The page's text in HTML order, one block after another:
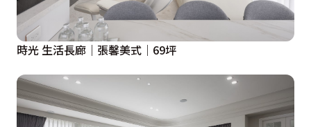
時光 生活長廊｜張馨美式｜69坪